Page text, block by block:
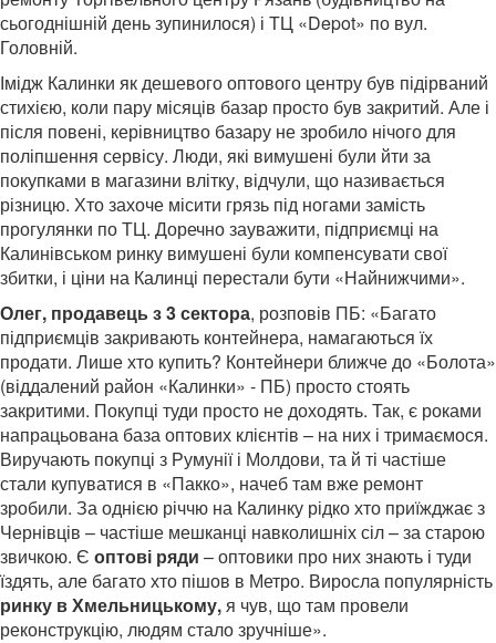
сьогоднішній день зупинилося) і ТЦ «Depot» по вул.
Головній.
Імідж Калинки як дешевого оптового центру був підірваний
стихією, коли пару місяців базар просто був закритий. Але і
після повені, керівництво базару не зробило нічого для
поліпшення сервісу. Люди, які вимушені були йти за
покупками в магазини влітку, відчули, що називається
різницю. Хто захоче місити грязь під ногами замість
прогулянки по ТЦ. Доречно зауважити, підприємці на
Калинівськом ринку вимушені були компенсувати свої
збитки, і ціни на Калинці перестали бути «Найнижчими».
Олег, продавець з 3 сектора, розповів ПБ: «Багато
підприємців закривають контейнера, намагаються їх
продати. Лише хто купить? Контейнери ближче до «Болота»
(віддалений район «Калинки» - ПБ) просто стоять
закритими. Покупці туди просто не доходять. Так, є роками
напрацьована база оптових клієнтів – на них і тримаємося.
Виручають покупці з Румунії і Молдови, та й ті частіше
стали купуватися в «Пакко», начеб там вже ремонт
зробили. За однією річчю на Калинку рідко хто приїжджає з
Чернівців – частіше мешканці навколишніх сіл – за старою
звичкою. Є оптові ряди – оптовики про них знають і туди
їздять, але багато хто пішов в Метро. Виросла популярність
ринку в Хмельницькому,я чув, що там провели
реконструкцію, людям стало зручніше».